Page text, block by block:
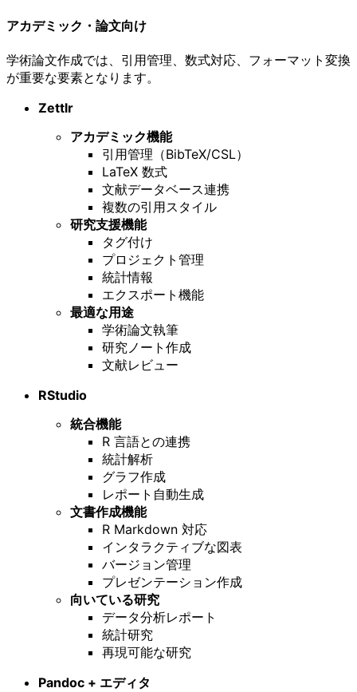
アカデミック・論文向け
学術論文作成では、引用管理、数式対応、フォーマット変換
が重要な要素となります。
Zettlr
アカデミック機能
引用管理（BibTeX/CSL）
LaTeX 数式
文献データベース連携
複数の引用スタイル
研究支援機能
タグ付け
プロジェクト管理
統計情報
エクスポート機能
最適な用途
学術論文執筆
研究ノート作成
文献レビュー
RStudio
統合機能
R 言語との連携
統計解析
グラフ作成
レポート自動生成
文書作成機能
R Markdown 対応
インタラクティブな図表
バージョン管理
プレゼンテーション作成
向いている研究
データ分析レポート
統計研究
再現可能な研究
Pandoc + エディタ